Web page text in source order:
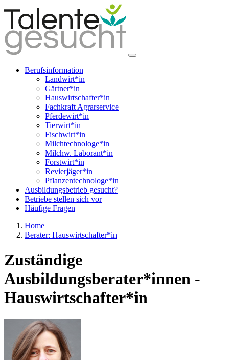
Berufsinformation
Landwirt*in
Gärtner*in
Hauswirtschafter*in
Fachkraft Agrarservice
Pferdewirt*in
Tierwirt*in
Fischwirt*in
Milchtechnologe*in
Milchw. Laborant*in
Forstwirt*in
Revierjäger*in
Pflanzentechnologe*in
Ausbildungsbetrieb gesucht?
Betriebe stellen sich vor
Häufige Fragen
Home
Berater: Hauswirtschafter*in
Zuständige
Ausbildungsberater*innen -
Hauswirtschafter*in